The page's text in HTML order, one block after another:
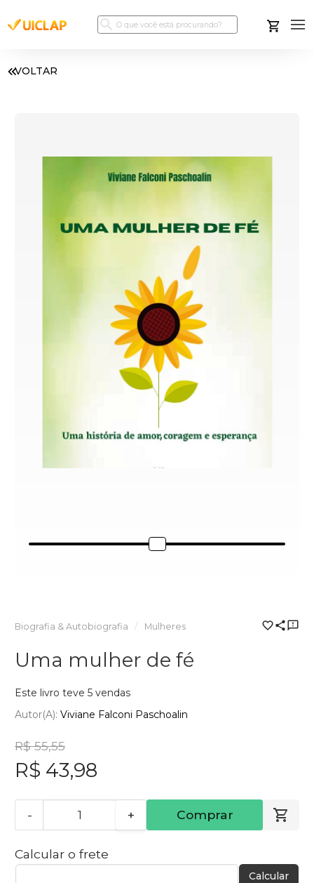
VOLTAR
Biografia & Autobiografia Mulheres
Uma mulher de fé
Este livro teve 5 vendas
Autor(a): Viviane Falconi Paschoalin
R$ 55,55
R$ 43,98
- + Comprar
Calcular o frete
Calcular